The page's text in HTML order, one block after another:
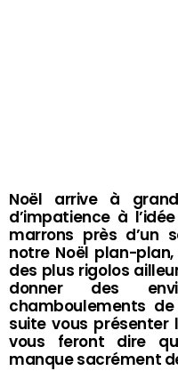
Noël arrive à
d’impatience à
marrons près d’un
notre Noël plan-
des plus rigolos
donner des
chamboulements
suite vous présenter
vous feront dire
manque sacrément